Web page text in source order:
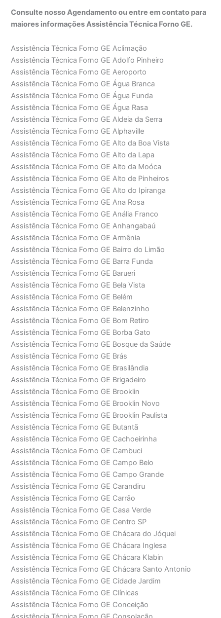
Consulte nosso Agendamento ou entre em contato para
maiores informações Assistência Técnica Forno GE.
Assistência Técnica Forno GE Aclimação
Assistência Técnica Forno GE Adolfo Pinheiro
Assistência Técnica Forno GE Aeroporto
Assistência Técnica Forno GE Água Branca
Assistência Técnica Forno GE Água Funda
Assistência Técnica Forno GE Água Rasa
Assistência Técnica Forno GE Aldeia da Serra
Assistência Técnica Forno GE Alphaville
Assistência Técnica Forno GE Alto da Boa Vista
Assistência Técnica Forno GE Alto da Lapa
Assistência Técnica Forno GE Alto da Moóca
Assistência Técnica Forno GE Alto de Pinheiros
Assistência Técnica Forno GE Alto do Ipiranga
Assistência Técnica Forno GE Ana Rosa
Assistência Técnica Forno GE Anália Franco
Assistência Técnica Forno GE Anhangabaú
Assistência Técnica Forno GE Armênia
Assistência Técnica Forno GE Bairro do Limão
Assistência Técnica Forno GE Barra Funda
Assistência Técnica Forno GE Barueri
Assistência Técnica Forno GE Bela Vista
Assistência Técnica Forno GE Belém
Assistência Técnica Forno GE Belenzinho
Assistência Técnica Forno GE Bom Retiro
Assistência Técnica Forno GE Borba Gato
Assistência Técnica Forno GE Bosque da Saúde
Assistência Técnica Forno GE Brás
Assistência Técnica Forno GE Brasilândia
Assistência Técnica Forno GE Brigadeiro
Assistência Técnica Forno GE Brooklin
Assistência Técnica Forno GE Brooklin Novo
Assistência Técnica Forno GE Brooklin Paulista
Assistência Técnica Forno GE Butantã
Assistência Técnica Forno GE Cachoeirinha
Assistência Técnica Forno GE Cambuci
Assistência Técnica Forno GE Campo Belo
Assistência Técnica Forno GE Campo Grande
Assistência Técnica Forno GE Carandiru
Assistência Técnica Forno GE Carrão
Assistência Técnica Forno GE Casa Verde
Assistência Técnica Forno GE Centro SP
Assistência Técnica Forno GE Chácara do Jóquei
Assistência Técnica Forno GE Chácara Inglesa
Assistência Técnica Forno GE Chácara Klabin
Assistência Técnica Forno GE Chácara Santo Antonio
Assistência Técnica Forno GE Cidade Jardim
Assistência Técnica Forno GE Clínicas
Assistência Técnica Forno GE Conceição